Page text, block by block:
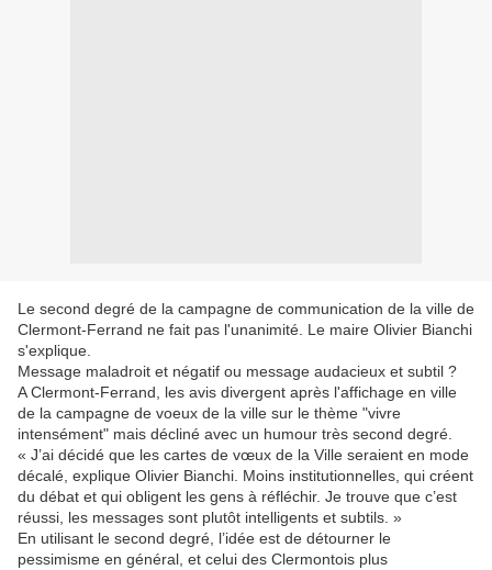
Le second degré de la campagne de communication de la ville de
Clermont-Ferrand ne fait pas l'unanimité. Le maire Olivier Bianchi
s'explique.
Message maladroit et négatif ou message audacieux et subtil ?
A Clermont-Ferrand, les avis divergent après l'affichage en ville
de la campagne de voeux de la ville sur le thème "vivre
intensément" mais décliné avec un humour très second degré.
« J’ai décidé que les cartes de vœux de la Ville seraient en mode
décalé, explique Olivier Bianchi. Moins institutionnelles, qui créent
du débat et qui obligent les gens à réfléchir. Je trouve que c’est
réussi, les messages sont plutôt intelligents et subtils. »
En utilisant le second degré, l’idée est de détourner le
pessimisme en général, et celui des Clermontois plus